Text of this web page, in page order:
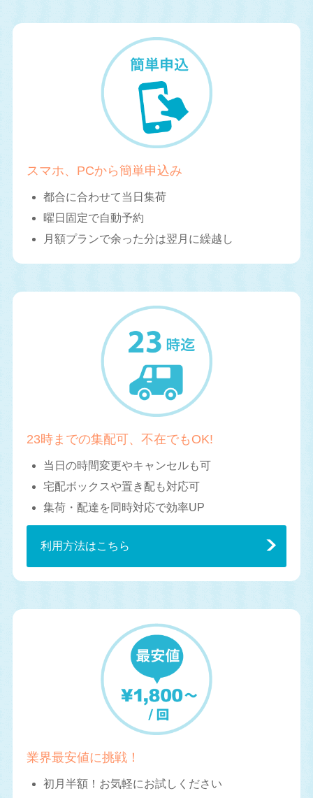
スマホ、PCから簡単申込み
都合に合わせて当日集荷
曜日固定で自動予約
月額プランで余った分は翌月に繰越し
23時までの集配可、不在でもOK!
当日の時間変更やキャンセルも可
宅配ボックスや置き配も対応可
集荷・配達を同時対応で効率UP
利用方法はこちら
業界最安値に挑戦！
初月半額！お気軽にお試しください